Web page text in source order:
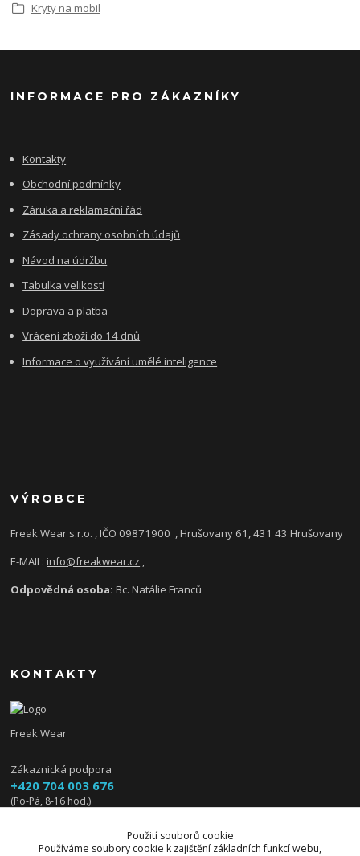
Kryty na mobil
INFORMACE PRO ZÁKAZNÍKY
Kontakty
Obchodní podmínky
Záruka a reklamační řád
Zásady ochrany osobních údajů
Návod na údržbu
Tabulka velikostí
Doprava a platba
Vrácení zboží do 14 dnů
Informace o využívání umělé inteligence
VÝROBCE
Freak Wear s.r.o. , IČO 09871900 , Hrušovany 61, 431 43 Hrušovany
E-MAIL:info@freakwear.cz ,
Odpovědná osoba:Bc. Natálie Franců
KONTAKTY
Freak Wear
Zákaznická podpora
+420 704 003 676
(Po-Pá, 8-16 hod.)
info@freakwear.czPoužití souborů cookie
Používáme soubory cookie k zajištění základních funkcí webu,